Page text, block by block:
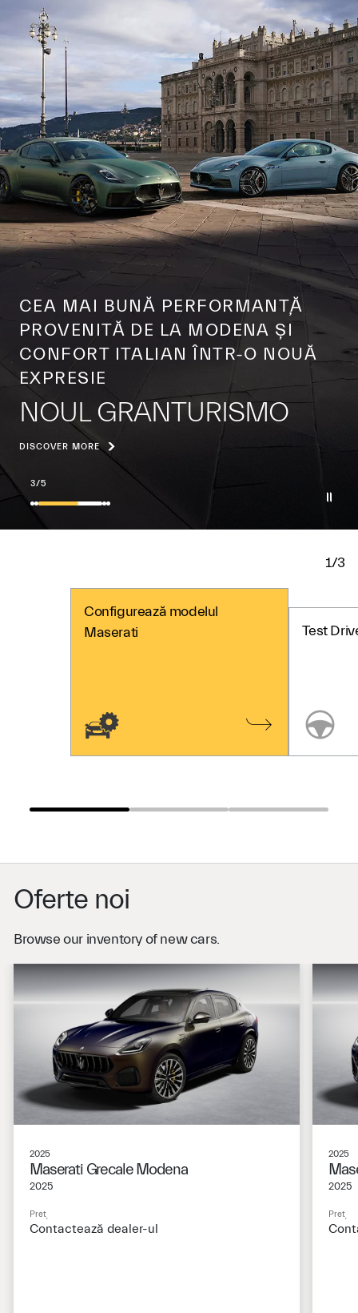
BUCURIA CĂLĂTORIILOR LUNGI ÎN
AER LIBER, ÎNTR-O NOUĂ
INTERPRETARE PLINĂ DE STIL
NOUL GRANCABRIO
DISCOVER MORE
4/5
1/3
Configurează modelul
Maserati
Test
Oferte noi
Browse our inventory of new cars.
2025
Maserati Grecale Modena
2025
Preț
Contactează dealer-ul
2025
2025
Preț